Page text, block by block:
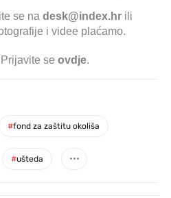
se na desk@index.hr ili
i videe plaćamo.
se ovdje.
#fond za zaštitu okoliša
#ušteda